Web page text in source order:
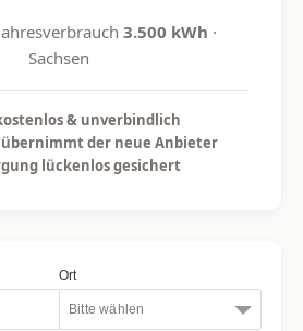
3.500 kWh ·
Sachsen
& unverbindlich
der neue Anbieter
lückenlos gesichert